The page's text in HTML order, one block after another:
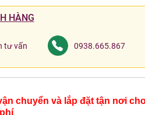
HÀNG
tư vấn 0938.665.867
chuyển và lắp đặt tận nơi